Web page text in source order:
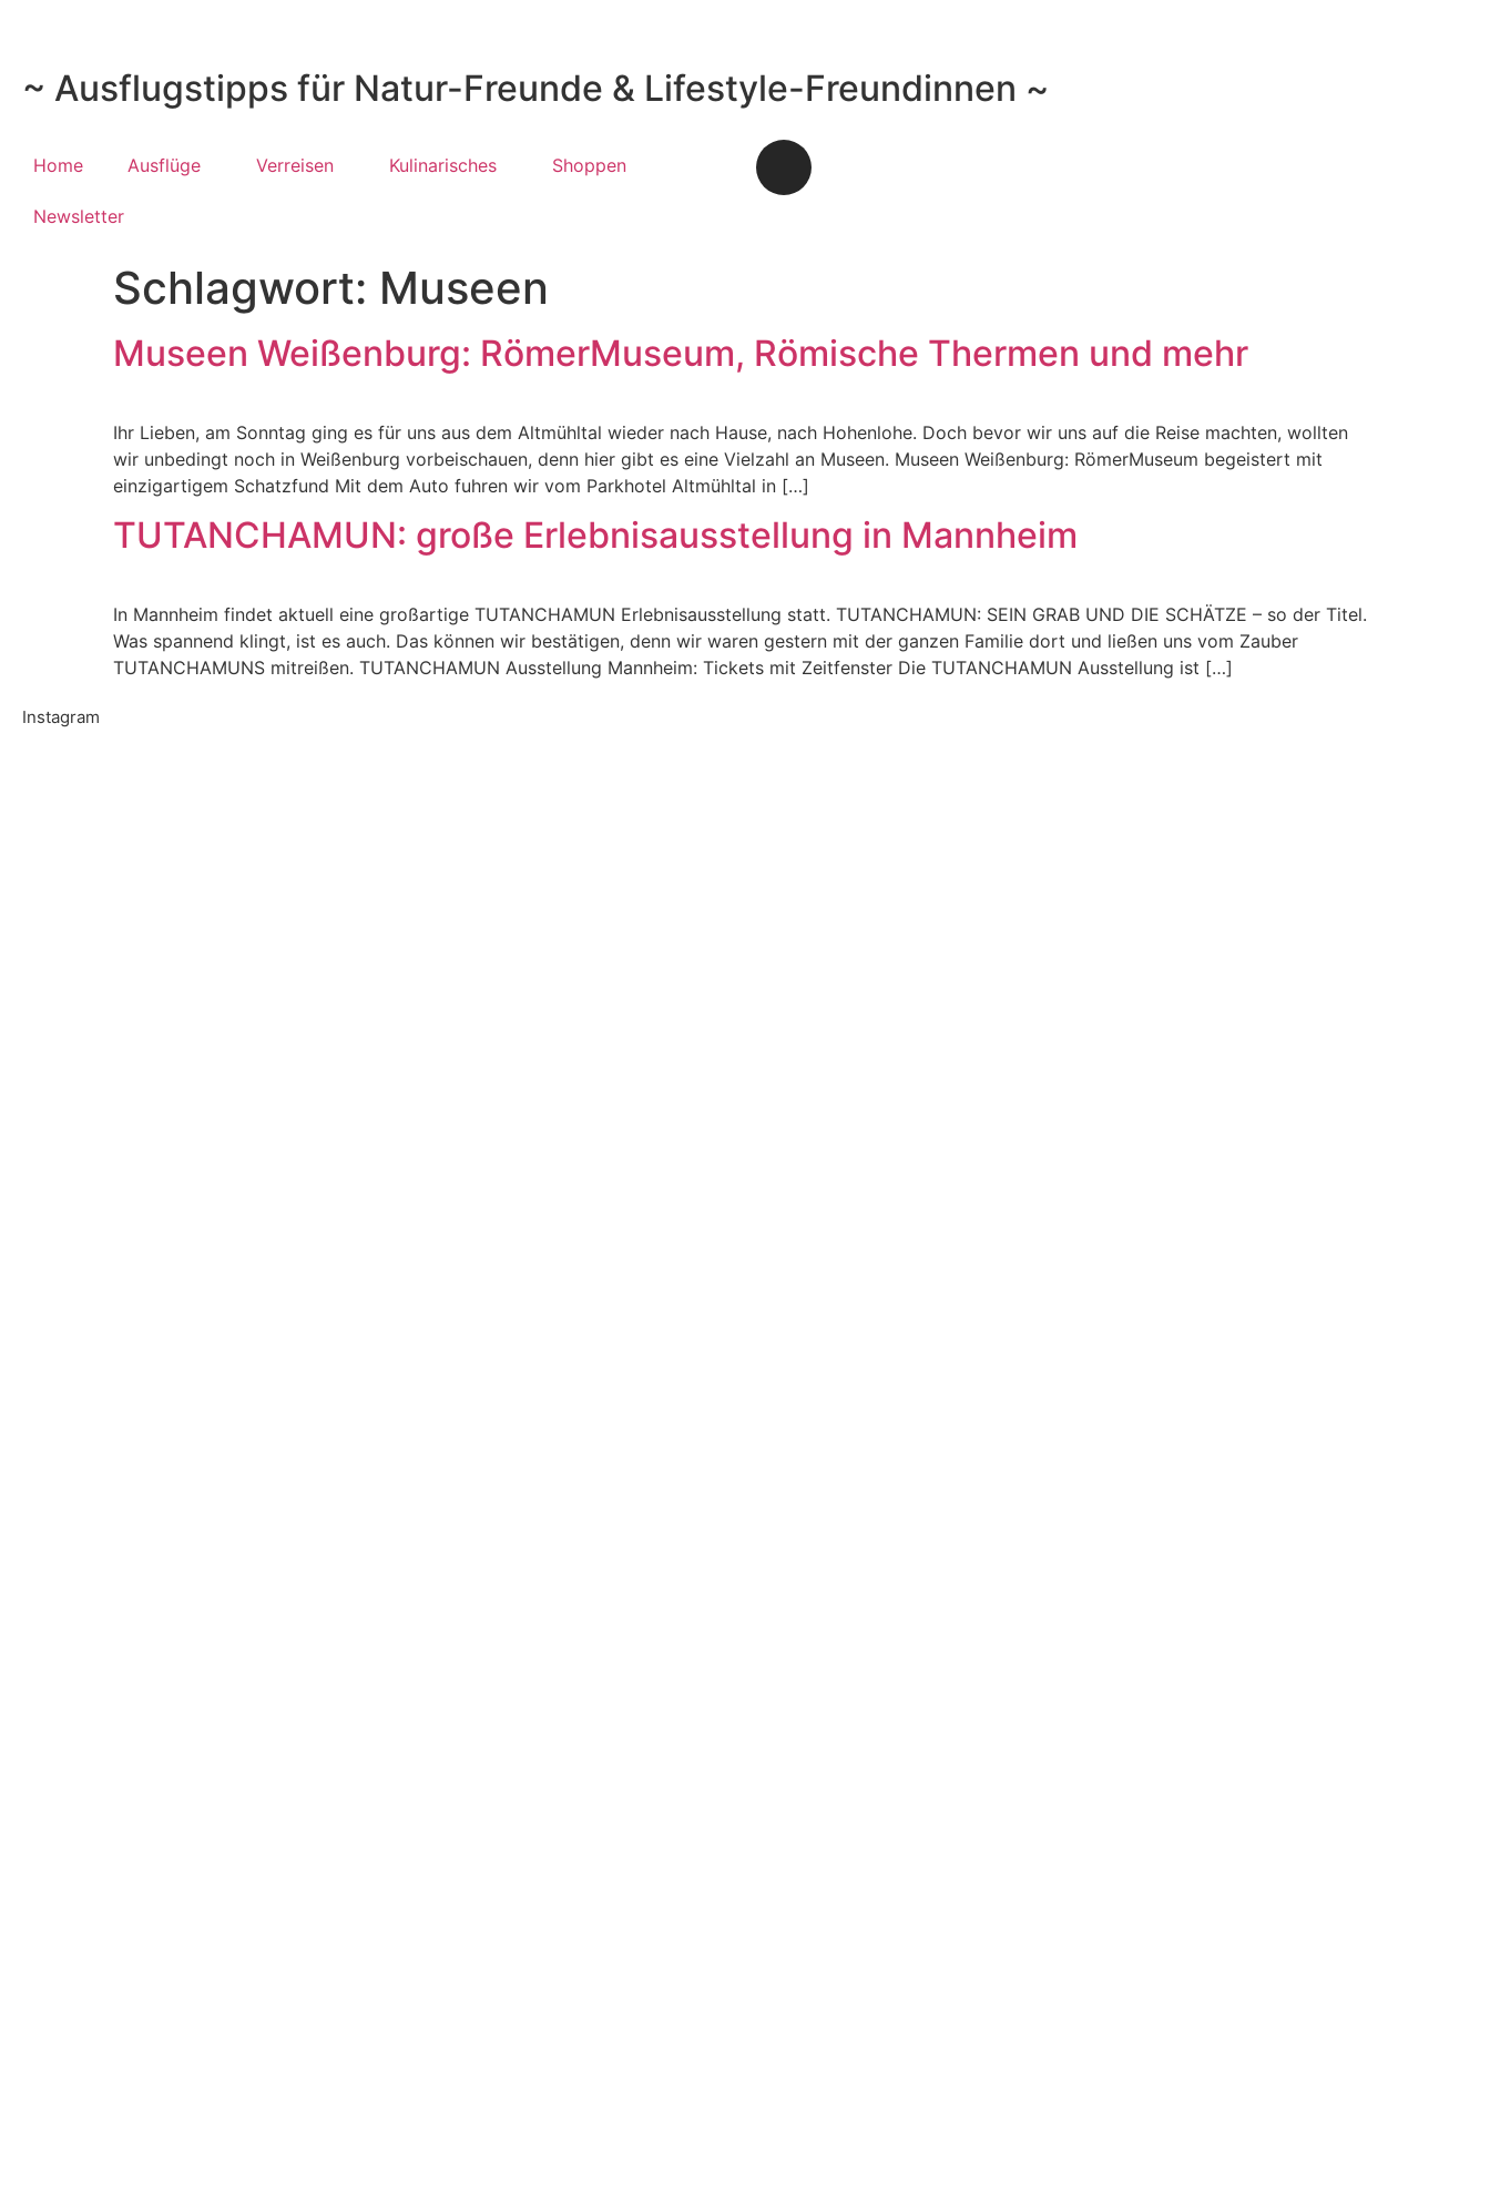
~ Ausflugstipps für Natur-Freunde & Lifestyle-Freundinnen ~
Home Ausflüge Verreisen Kulinarisches Shoppen
Newsletter
Schlagwort: Museen
Museen Weißenburg: RömerMuseum, Römische Thermen und mehr
Ihr Lieben, am Sonntag ging es für uns aus dem Altmühltal wieder nach Hause, nach Hohenlohe. Doch bevor wir uns auf die Reise machten, wollten
wir unbedingt noch in Weißenburg vorbeischauen, denn hier gibt es eine Vielzahl an Museen. Museen Weißenburg: RömerMuseum begeistert mit
einzigartigem Schatzfund Mit dem Auto fuhren wir vom Parkhotel Altmühltal in […]
TUTANCHAMUN: große Erlebnisausstellung in Mannheim
In Mannheim findet aktuell eine großartige TUTANCHAMUN Erlebnisausstellung statt. TUTANCHAMUN: SEIN GRAB UND DIE SCHÄTZE – so der Titel.
Was spannend klingt, ist es auch. Das können wir bestätigen, denn wir waren gestern mit der ganzen Familie dort und ließen uns vom Zauber
TUTANCHAMUNS mitreißen. TUTANCHAMUN Ausstellung Mannheim: Tickets mit Zeitfenster Die TUTANCHAMUN Ausstellung ist […]
Instagram